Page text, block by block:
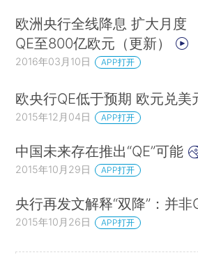
欧洲央行全线降息 扩大月度
QE至800亿欧元（更新）
2016年03月10日 APP打开
欧央行QE低于预期 欧元兑美
2015年12月04日 APP打开
中国未来存在推出“QE”可能
2015年10月29日 APP打开
央行再发文解释“双降”：并非
2015年10月26日 APP打开